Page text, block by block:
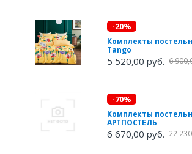
-20%
Комплекты
Tango
5 520,00 руб. 6
-70%
Комплекты
АРТПОСТЕЛЬ
6 670,00 руб. 22